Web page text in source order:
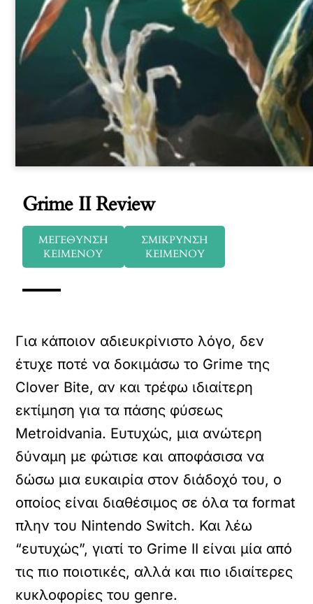
Grime II Review
ΜΕΓΕΘΥΝΣΗ
ΚΕΙΜΕΝΟΥ
ΣΜΙΚΡΥΝΣΗ
ΚΕΙΜΕΝΟΥ
Για κάποιον αδιευκρίνιστο λόγο, δεν
έτυχε ποτέ να δοκιμάσω το Grime της
Clover Bite, αν και τρέφω ιδιαίτερη
εκτίμηση για τα πάσης φύσεως
Metroidvania. Ευτυχώς, μια ανώτερη
δύναμη με φώτισε και αποφάσισα να
δώσω μια ευκαιρία στον διάδοχό του, ο
οποίος είναι διαθέσιμος σε όλα τα format
πλην του Nintendo Switch. Και λέω
“ευτυχώς”, γιατί το Grime II είναι μία από
τις πιο ποιοτικές, αλλά και πιο ιδιαίτερες
κυκλοφορίες του genre.